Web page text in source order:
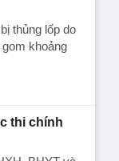
thủng lốp do
khoảng
thi chính